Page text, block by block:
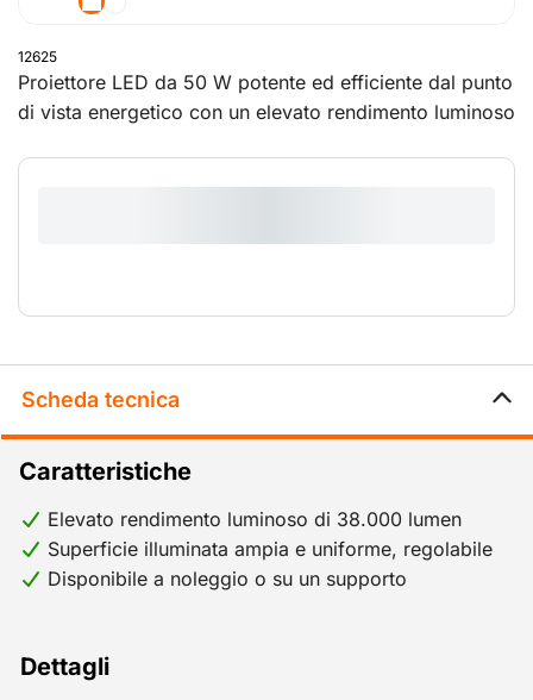
12625
Proiettore LED da 50 W potente ed efficiente dal punto
di vista energetico con un elevato rendimento luminoso
per l'illuminazione temporanea di luoghi di lavoro ed è
e produce un calore minimo.
Scheda tecnica
Dettagli
Caratteristiche
Elevato rendimento luminoso di 38.000 lumen
Superficie illuminata ampia e uniforme, regolabile
Disponibile a noleggio o su un supporto